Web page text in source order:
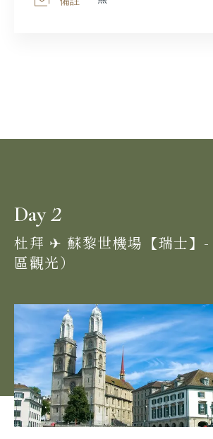
Day2
杜拜 ✈︎ 蘇黎世機場【瑞士】-
區觀光）